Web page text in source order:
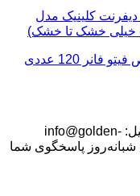
کلینیک مدل
info@golden-
24 ساعت شبانه‌روز پاسخگوی شما